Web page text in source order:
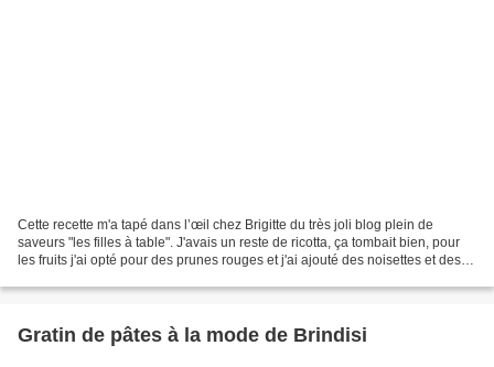
Cette recette m'a tapé dans l’œil chez Brigitte du très joli blog plein de
saveurs "les filles à table". J'avais un reste de ricotta, ça tombait bien, pour
les fruits j'ai opté pour des prunes rouges et j'ai ajouté des noisettes et des
Gratin de pâtes à la mode de Brindisi